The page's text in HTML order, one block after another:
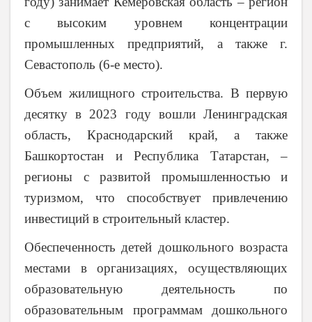
с высоким уровнем концентрации
промышленных предприятий, а также г.
Севастополь (6-е место).
Объем жилищного строительства. В первую
десятку в 2023 году вошли Ленинградская
область, Краснодарский край, а также
Башкортостан и Республика Татарстан, –
регионы с развитой промышленностью и
туризмом, что способствует привлечению
инвестиций в строительный кластер.
Обеспеченность детей дошкольного возраста
местами в организациях, осуществляющих
образовательную деятельность по
образовательным программам дошкольного